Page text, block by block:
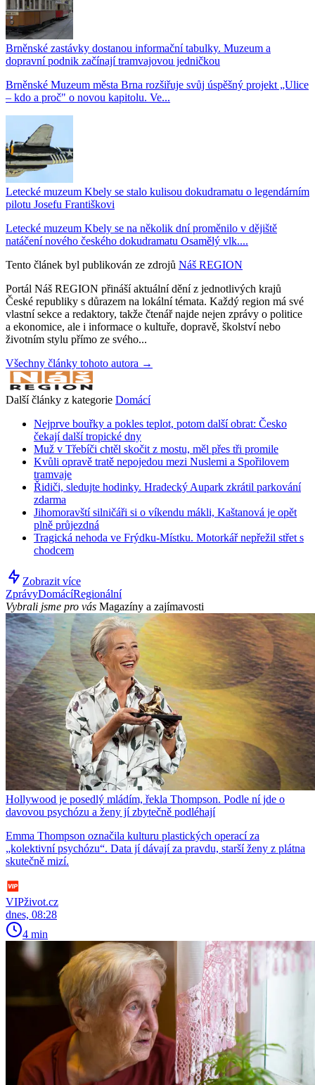
Brněnské zastávky dostanou informační tabulky. Muzeum a
dopravní podnik začínají tramvajovou jedničkou
Brněnské Muzeum města Brna rozšiřuje svůj úspěšný projekt „Ulice
– kdo a proč" o novou kapitolu. Ve...
Letecké muzeum Kbely se stalo kulisou dokudramatu o legendárním
pilotu Josefu Františkovi
Letecké muzeum Kbely se na několik dní proměnilo v dějiště
natáčení nového českého dokudramatu Osamělý vlk....
Tento článek byl publikován ze zdrojů Náš REGION
Portál Náš REGION přináší aktuální dění z jednotlivých krajů
České republiky s důrazem na lokální témata. Každý region má své
vlastní sekce a redaktory, takže čtenář najde nejen zprávy o politice
a ekonomice, ale i informace o kultuře, dopravě, školství nebo
životním stylu přímo ze svého...
Všechny články tohoto autora →
Další články z kategorie Domácí
Nejprve bouřky a pokles teplot, potom další obrat: Česko
čekají další tropické dny
Muž v Třebíči chtěl skočit z mostu, měl přes tři promile
Kvůli opravě tratě nepojedou mezi Nuslemi a Spořilovem
tramvaje
Řidiči, sledujte hodinky. Hradecký Aupark zkrátil parkování
zdarma
Jihomoravští silničáři si o víkendu mákli, Kaštanová je opět
plně průjezdná
Tragická nehoda ve Frýdku-Místku. Motorkář nepřežil střet s
chodcem
Zobrazit více
ZprávyDomácíRegionální
Vybrali jsme pro vás Magazíny a zajímavosti
Hollywood je posedlý mládím, řekla Thompson. Podle ní jde o
davovou psychózu a ženy jí zbytečně podléhají
Emma Thompson označila kulturu plastických operací za
„kolektivní psychózu“. Data jí dávají za pravdu, starší ženy z plátna
skutečně mizí.
VIPživot.cz
dnes, 08:28
4 min